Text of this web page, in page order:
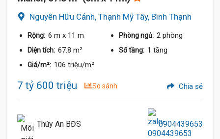
Nguyễn Hữu Cảnh, Thạnh Mỹ Tây, Bình Thạnh
Rộng: 6 m x 11 m Phòng ngủ: 2 phòng
Diện tích: 67.8 m² Số tầng: 1 tầng
Giá/m²: 106 triệu/m²
7 tỷ 600 triệu So sánh Chia sẻ
Thúy An BĐS 0904439653